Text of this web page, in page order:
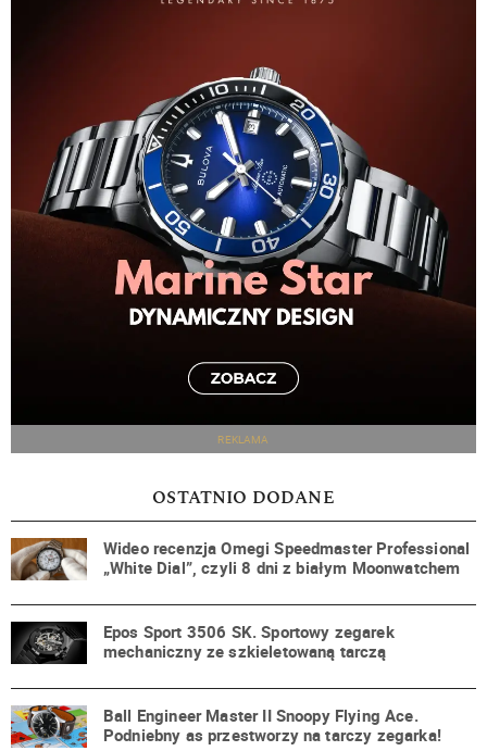
REKLAMA
OSTATNIO DODANE
Wideo recenzja Omegi Speedmaster Professional
„White Dial”, czyli 8 dni z białym Moonwatchem
Epos Sport 3506 SK. Sportowy zegarek
mechaniczny ze szkieletowaną tarczą
Ball Engineer Master II Snoopy Flying Ace.
Podniebny as przestworzy na tarczy zegarka!